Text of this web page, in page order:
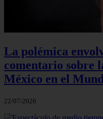
La polémica
comentario sobre
México en el
22/07/2026